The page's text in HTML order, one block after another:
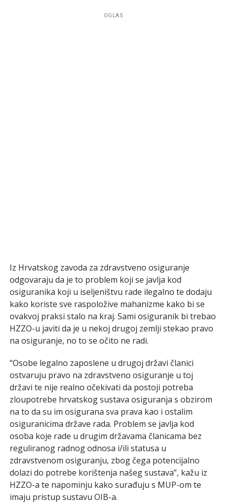
OGLAS
Iz Hrvatskog zavoda za zdravstveno osiguranje
odgovaraju da je to problem koji se javlja kod
osiguranika koji u iseljeništvu rade ilegalno te dodaju
kako koriste sve raspoložive mahanizme kako bi se
ovakvoj praksi stalo na kraj. Sami osiguranik bi trebao
HZZO-u javiti da je u nekoj drugoj zemlji stekao pravo
na osiguranje, no to se očito ne radi.
“Osobe legalno zaposlene u drugoj državi članici
ostvaruju pravo na zdravstveno osiguranje u toj
državi te nije realno očekivati da postoji potreba
zloupotrebe hrvatskog sustava osiguranja s obzirom
na to da su im osigurana sva prava kao i ostalim
osiguranicima države rada. Problem se javlja kod
osoba koje rade u drugim državama članicama bez
reguliranog radnog odnosa i/ili statusa u
zdravstvenom osiguranju, zbog čega potencijalno
dolazi do potrebe korištenja našeg sustava”, kažu iz
HZZO-a te napominju kako surađuju s MUP-om te
imaju pristup sustavu OIB-a.